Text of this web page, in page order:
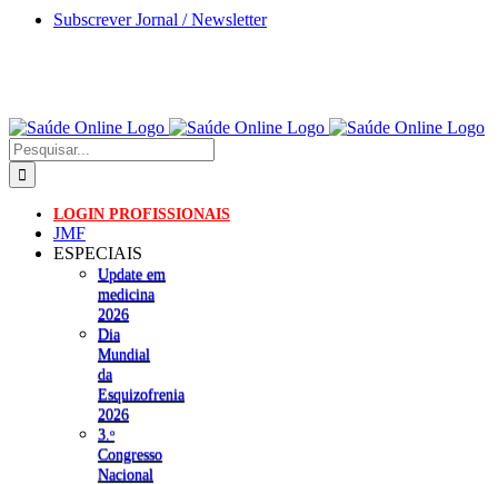
Skip
Subscrever Jornal / Newsletter
Pesquisar
LOGIN PROFISSIONAIS
JMF
ESPECIAIS
Update em
medicina
2026
Dia
Mundial
da
Esquizofrenia
2026
3.ᵒ
Congresso
Nacional